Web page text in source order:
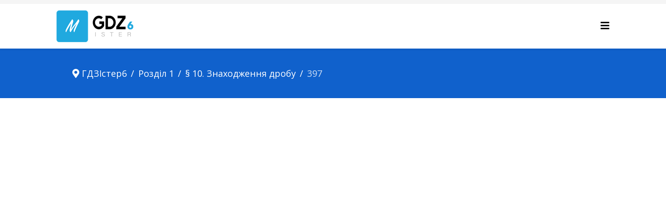
ГДЗІстер6 Розділ 1 § 10. Знаходження дробу 397